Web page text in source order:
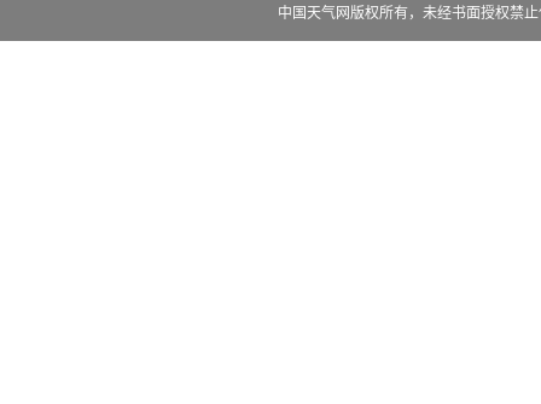
中国天气网版权所有，未经书面授权